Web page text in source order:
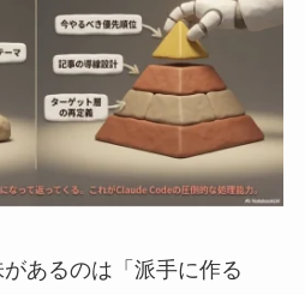
あるのは「派手に作る